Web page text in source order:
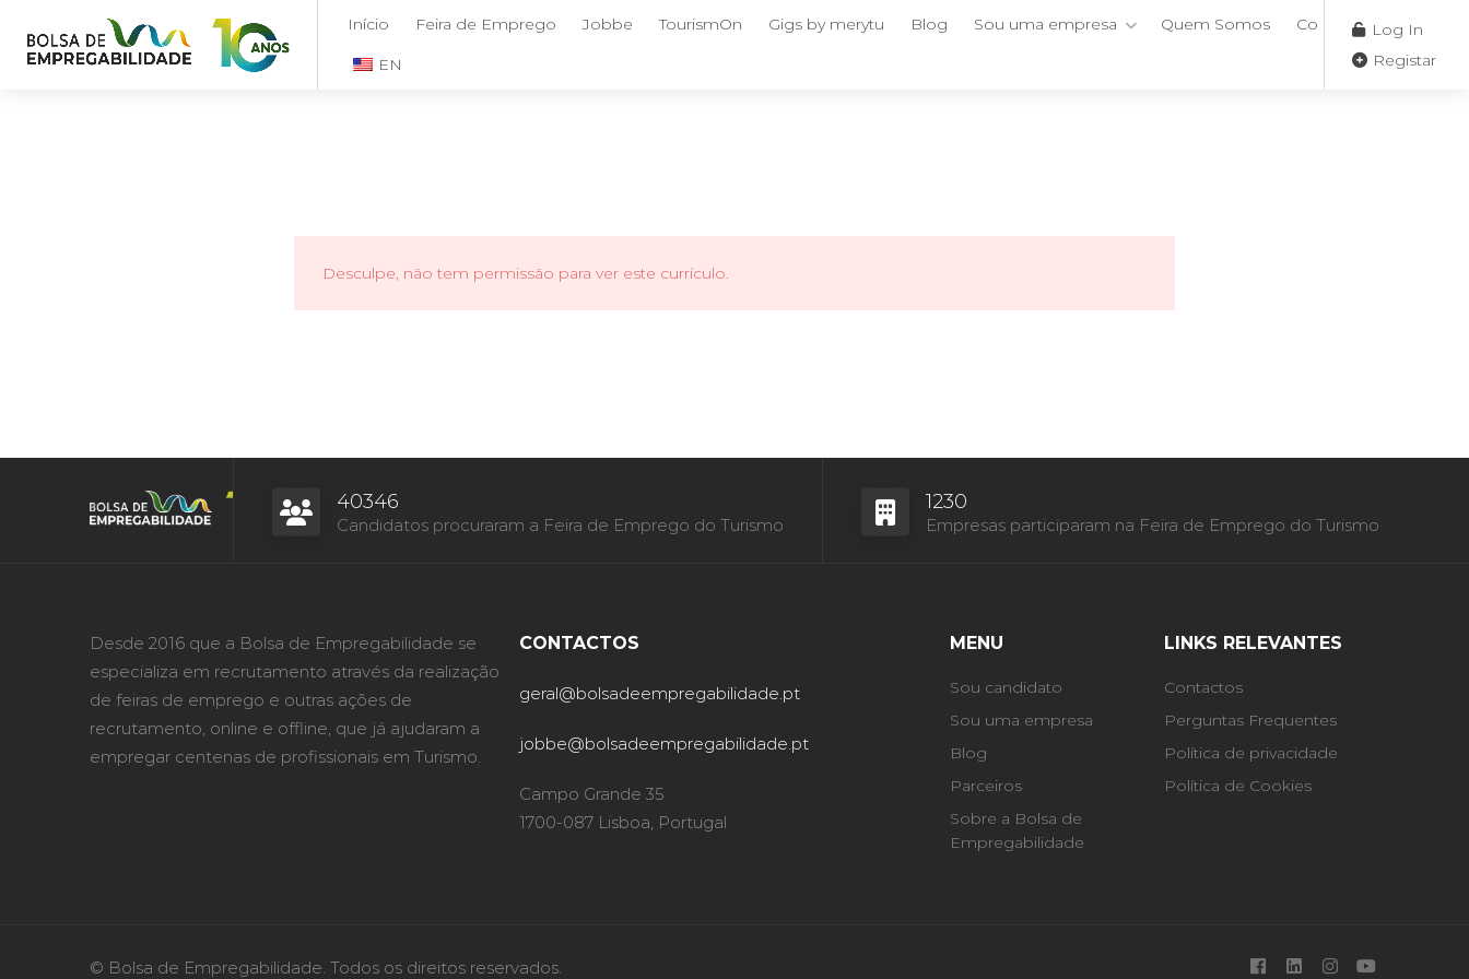
Início Feira de Emprego Jobbe TourismOn Gigs by merytu Blog Sou uma empresa Quem Somos Contactos
EN
Log In
Registar
Desculpe, não tem permissão para ver este currículo.
40346
Candidatos procuraram a Feira de Emprego do Turismo
1230
Empresas participaram na Feira de Emprego do Turismo
Desde 2016 que a Bolsa de Empregabilidade se
especializa em recrutamento através da realização
de feiras de emprego e outras ações de
recrutamento, online e offline, que já ajudaram a
empregar centenas de profissionais em Turismo.
CONTACTOS
geral@bolsadeempregabilidade.pt
jobbe@bolsadeempregabilidade.pt
Campo Grande 35
1700-087 Lisboa, Portugal
MENU
Sou candidato
Sou uma empresa
Blog
Parceiros
Sobre a Bolsa de
Empregabilidade
LINKS RELEVANTES
Contactos
Perguntas Frequentes
Política de privacidade
Política de Cookies
© Bolsa de Empregabilidade. Todos os direitos reservados.